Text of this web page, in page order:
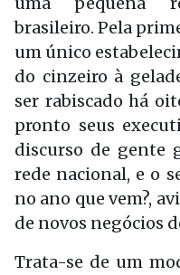
brasileiro. Pela
um único
do cinzeiro à
ser rabiscado há
pronto seus
discurso de gente
rede nacional, e o
no ano que vem?,
de novos negócios
Trata-se de um